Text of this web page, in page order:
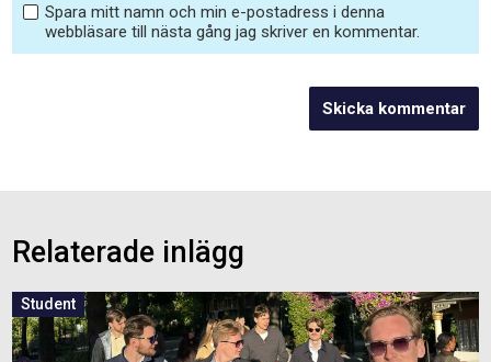
Spara mitt namn och min e-postadress i denna
webbläsare till nästa gång jag skriver en kommentar.
Relaterade inlägg
Student